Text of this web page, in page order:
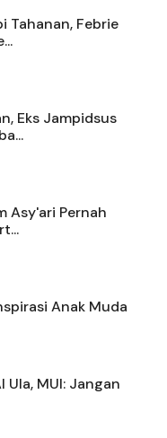
Tahanan, Febrie
Eks Jampidsus
Asy'ari Pernah
Anak Muda
Ula, MUI: Jangan